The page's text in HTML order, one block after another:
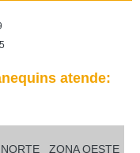
atende:
ZONA OESTE